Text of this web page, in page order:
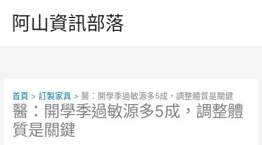
阿山資訊部落
首頁 訂製家具 醫：開學季過敏源多5成，調整體質是關鍵
醫：開學季過敏源多5成，調整體
質是關鍵